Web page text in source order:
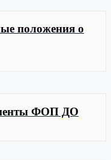
положения о
ФОП ДО